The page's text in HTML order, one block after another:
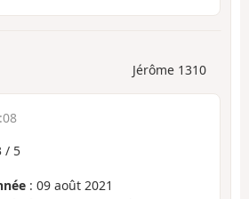
Jérôme 1310
/ 5
: 09 août 2021